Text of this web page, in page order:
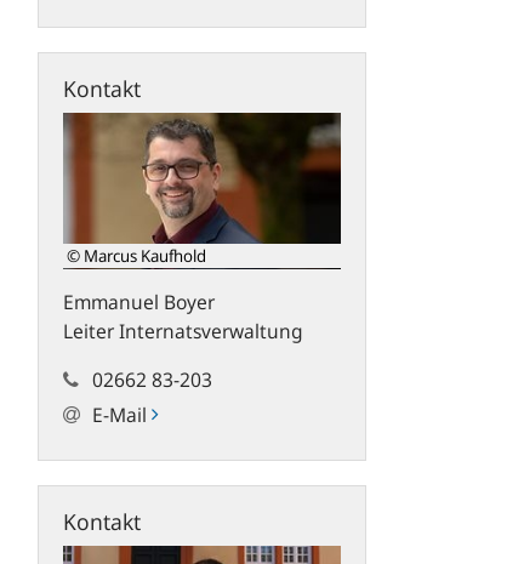
Kontakt
© Marcus Kaufhold
Emmanuel Boyer
Leiter Internatsverwaltung
02662 83-203
E-Mail
Kontakt